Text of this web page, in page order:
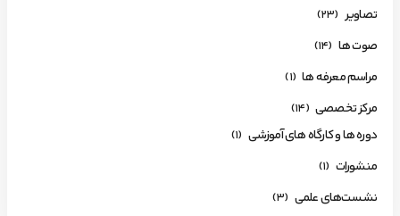
تصاویر (23)
صوت ها (14)
مراسم معرفه ها (1)
مرکز تخصصی (14)
دوره ها و کارگاه های آموزشی (1)
منشورات (1)
نشست‌های علمی (3)